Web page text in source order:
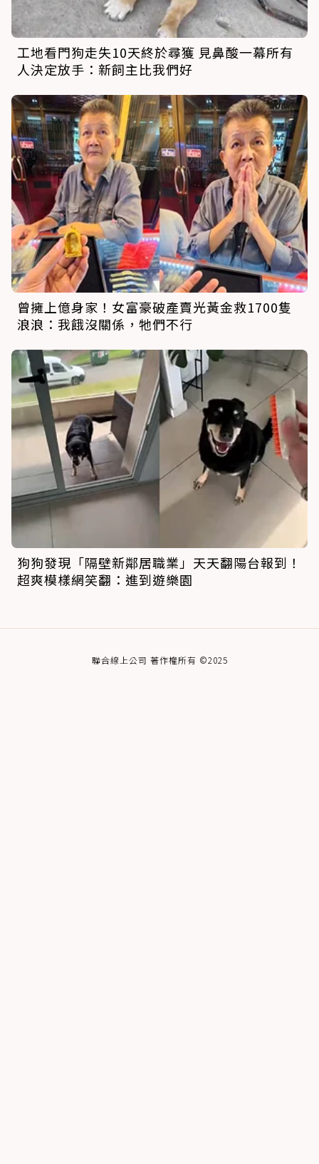
工地看門狗走失10天終於尋獲 見鼻酸一幕所有
人決定放手：新飼主比我們好
曾擁上億身家！女富豪破產賣光黃金救1700隻
浪浪：我餓沒關係，牠們不行
狗狗發現「隔壁新鄰居職業」天天翻陽台報到！
超爽模樣網笑翻：進到遊樂園
聯合線上公司 著作權所有 ©2025